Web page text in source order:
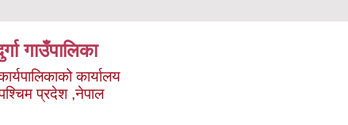
गाउँपालिका
कार्यालय
प्रदेश ,नेपाल